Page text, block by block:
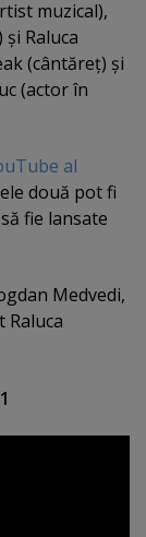
muzical),
Raluca
(cântăreţ) şi
(actor în
al
două pot fi
fie lansate
Medvedi,
Raluca